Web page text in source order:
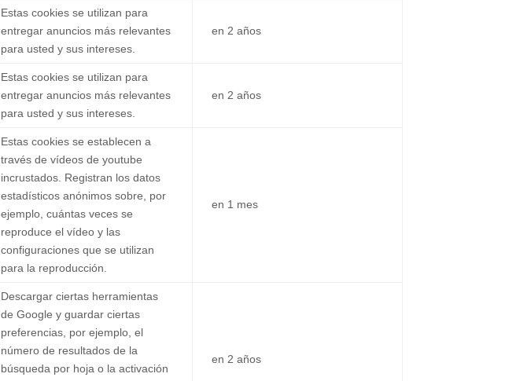
Estas cookies se utilizan para
entregar anuncios más relevantes
para usted y sus intereses.
en 2 años
Estas cookies se utilizan para
entregar anuncios más relevantes
para usted y sus intereses.
en 2 años
Estas cookies se establecen a
través de vídeos de youtube
incrustados. Registran los datos
estadísticos anónimos sobre, por
ejemplo, cuántas veces se
reproduce el vídeo y las
configuraciones que se utilizan
para la reproducción.
en 1 mes
Descargar ciertas herramientas
de Google y guardar ciertas
preferencias, por ejemplo, el
número de resultados de la
búsqueda por hoja o la activación
en 2 años